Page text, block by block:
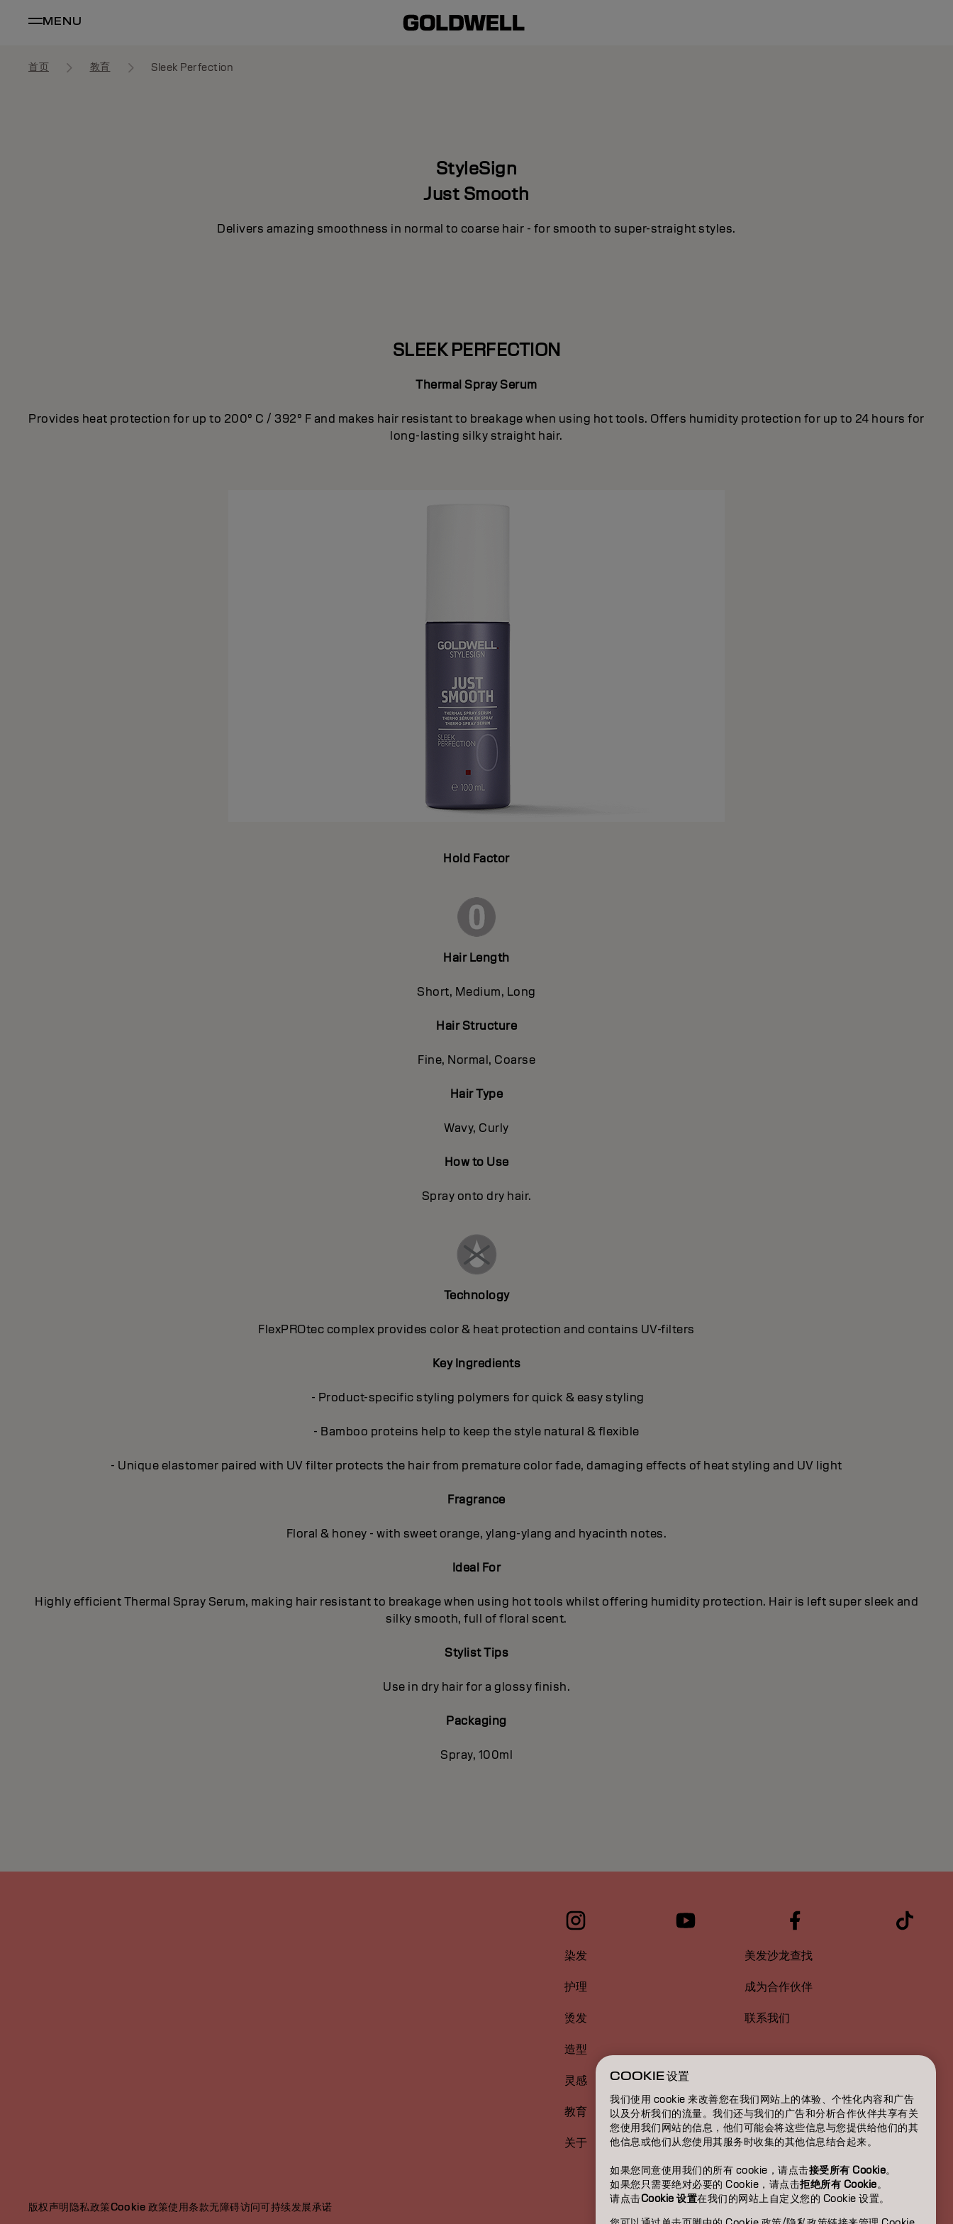
MENU
首页 教育 Sleek Perfection
StyleSign
Just Smooth
Delivers amazing smoothness in normal to coarse hair - for smooth to super-straight styles.
SLEEK PERFECTION
Thermal Spray Serum
Provides heat protection for up to 200° C / 392° F and makes hair resistant to breakage when using hot tools. Offers humidity protection for up to 24 hours for
long-lasting silky straight hair.
Hold Factor
Hair Length
Short, Medium, Long
Hair Structure
Fine, Normal, Coarse
Hair Type
Wavy, Curly
How to Use
Spray onto dry hair.
Technology
FlexPROtec complex provides color & heat protection and contains UV-filters
Key Ingredients
- Product-specific styling polymers for quick & easy styling
- Bamboo proteins help to keep the style natural & flexible
- Unique elastomer paired with UV filter protects the hair from premature color fade, damaging effects of heat styling and UV light
Fragrance
Floral & honey - with sweet orange, ylang-ylang and hyacinth notes.
Ideal For
Highly efficient Thermal Spray Serum, making hair resistant to breakage when using hot tools whilst offering humidity protection. Hair is left super sleek and
silky smooth, full of floral scent.
Stylist Tips
Use in dry hair for a glossy finish.
Packaging
Spray, 100ml
染发
护理
烫发
造型
灵感
教育
关于
美发沙龙查找
成为合作伙伴
联系我们
版权声明隐私政策Cookie 政策使用条款无障碍访问可持续发展承诺 CN | Chinese (Traditional)
COOKIE 设置
我们使用 cookie 来改善您在我们网站上的体验、个性化内容和广告
以及分析我们的流量。我们还与我们的广告和分析合作伙伴共享有关
您使用我们网站的信息，他们可能会将这些信息与您提供给他们的其
他信息或他们从您使用其服务时收集的其他信息结合起来。
如果您同意使用我们的所有 cookie，请点击接受所有 Cookie。
如果您只需要绝对必要的 Cookie，请点击拒绝所有 Cookie。
请点击Cookie 设置在我们的网站上自定义您的 Cookie 设置。